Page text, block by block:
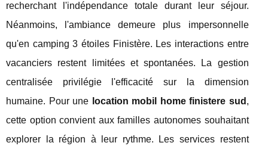
recherchant l'indépendance totale durant leur séjour.
Néanmoins, l'ambiance demeure plus impersonnelle
qu'en camping 3 étoiles Finistère. Les interactions entre
vacanciers restent limitées et spontanées. La gestion
centralisée privilégie l'efficacité sur la dimension
humaine. Pour une location mobil home finistere sud ,
cette option convient aux familles autonomes souhaitant
explorer la région à leur rythme. Les services restent